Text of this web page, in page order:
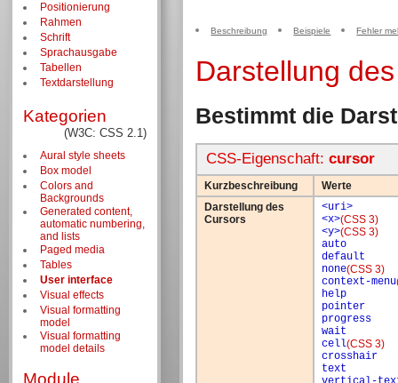
Beschreibung Beispiele Fehler
Darstellung
Bestimmt die
CSS-Eigenschaft: cursor
Kurzbeschreibung
Werte
Darstellung des
Cursors
<uri>
<x>(CSS 3)
<y>(CSS 3)
auto
default
none(CSS 3)
context-menu
help
pointer
progress
wait
cell(CSS 3)
crosshair
text
Positionierung
Rahmen
Schrift
Sprachausgabe
Tabellen
Textdarstellung
Kategorien
(W3C: CSS 2.1)
Aural style sheets
Box model
Colors and
Backgrounds
Generated content,
automatic numbering,
and lists
Paged media
Tables
User interface
Visual effects
Visual formatting
model
Visual formatting
model details
Module